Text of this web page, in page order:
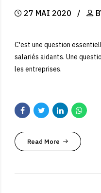
27 MAI 2020
C'est une question
salariés aidants. Une
les entreprises.
Read More